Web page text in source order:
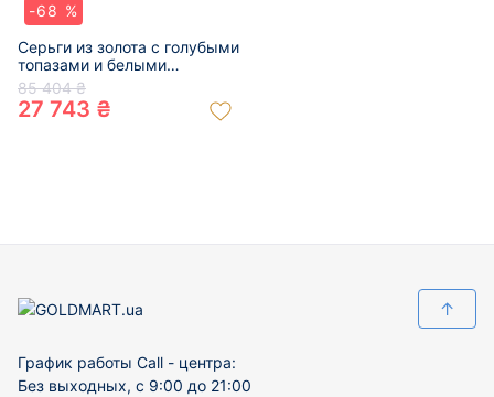
-68 %
Серьги из золота с голубыми
топазами и белыми
бриллиантами 01-200301609
85 404 ₴
27 743 ₴
↑
График работы Call - центра:
Без выходных, с 9:00 до 21:00